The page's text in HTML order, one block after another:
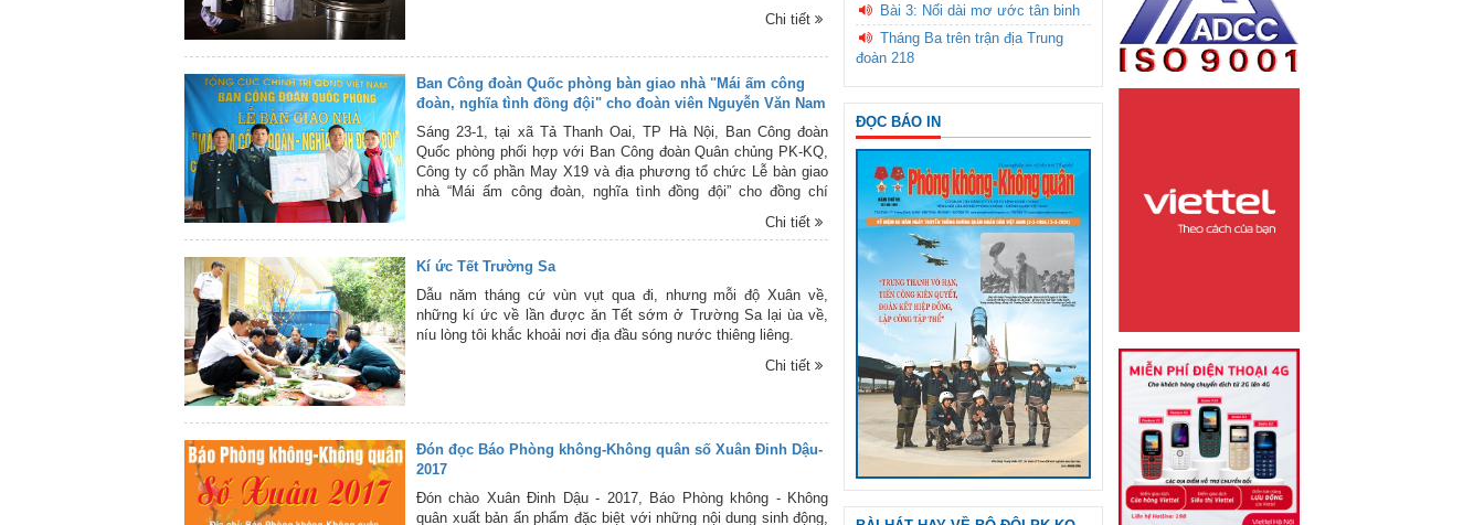
35% định lượng cá, qua đó góp phần giữ vững và ổn định đời
Chi tiết
Ban Công đoàn Quốc phòng bàn giao nhà "Mái ấm công
đoàn, nghĩa tình đồng đội" cho đoàn viên Nguyễn Văn Nam
Sáng 23-1, tại xã Tả Thanh Oai, TP Hà Nội, Ban Công đoàn
Quốc phòng phối hợp với Ban Công đoàn Quân chủng PK-KQ,
Công ty cổ phần May X19 và địa phương tổ chức Lễ bàn giao
nhà “Mái ấm công đoàn, nghĩa tình đồng đội” cho đồng chí
Công đoàn cơ sở Công ty cổ phần May X19, Quân chủng PK-
Công đoàn Quốc phòng, Thượng tá Mai Xuân Anh - Trưởng
Ban Công đoàn Quân chủng PK-KQ, Đại tá Hà Tùng Thiện - Bí
thư Đảng ủy, Phó Tổng Giám đốc Công ty cổ phần May X19,
cùng đại diện chính quyền địa phương và Công ty cổ phần May
Chi tiết
Kí ức Tết Trường Sa
Dẫu năm tháng cứ vùn vụt qua đi, nhưng mỗi độ Xuân về,
những kí ức về lần được ăn Tết sớm ở Trường Sa lại ùa về,
níu lòng tôi khắc khoải nơi địa đầu sóng nước thiêng liêng.
Chi tiết
Đón đọc Báo Phòng không-Không quân số Xuân Đinh Dậu-
2017
Đón chào Xuân Đinh Dậu - 2017, Báo Phòng không - Không
quân xuất bản ấn phẩm đặc biệt với những nội dung sinh động,
Bài 3: Nối dài mơ ước tân binh
Tháng Ba trên trận địa Trung
đoàn 218
ĐỌC BÁO IN